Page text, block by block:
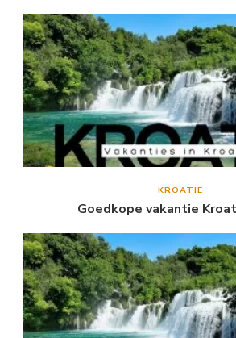
KROATIË
Goedkope vakantie